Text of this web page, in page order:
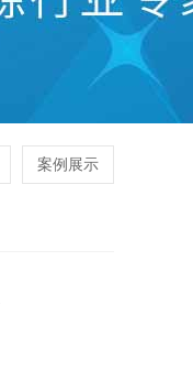
案例展示